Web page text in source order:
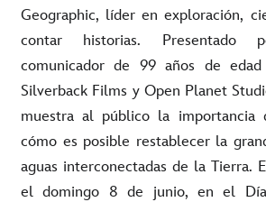
Geographic, líder en exploración,
contar historias.
comunicador de 99 años de
Silverback Films y Open Planet
muestra al público la importancia
cómo es posible restablecer la
aguas interconectadas de la Tierra.
el domingo 8 de junio, en el